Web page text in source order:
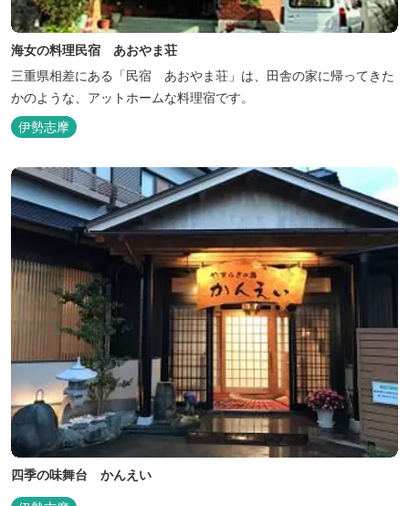
海女の料理民宿 あおやま荘
三重県相差にある「民宿 あおやま荘」は、田舎の家に帰ってきた
かのような、アットホームな料理宿です。
伊勢志摩
四季の味舞台 かんえい